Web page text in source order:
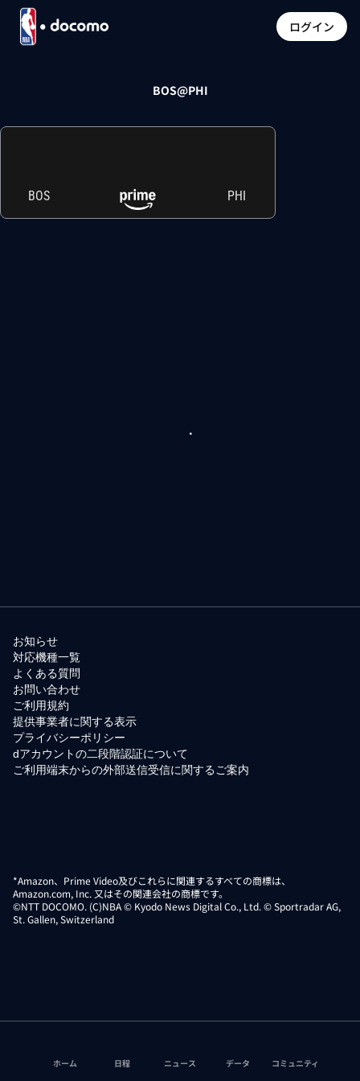
ログイン
BOS@PHI
BOS PHI
お知らせ
対応機種一覧
よくある質問
お問い合わせ
ご利用規約
提供事業者に関する表示
プライバシーポリシー
dアカウントの二段階認証について
ご利用端末からの外部送信受信に関するご案内
*Amazon、Prime Video及びこれらに関連するすべての商標は、
Amazon.com, Inc. 又はその関連会社の商標です。
©NTT DOCOMO. (C)NBA © Kyodo News Digital Co., Ltd. © Sportradar AG,
St. Gallen, Switzerland
ホーム 日程 ニュース データ コミュニティ